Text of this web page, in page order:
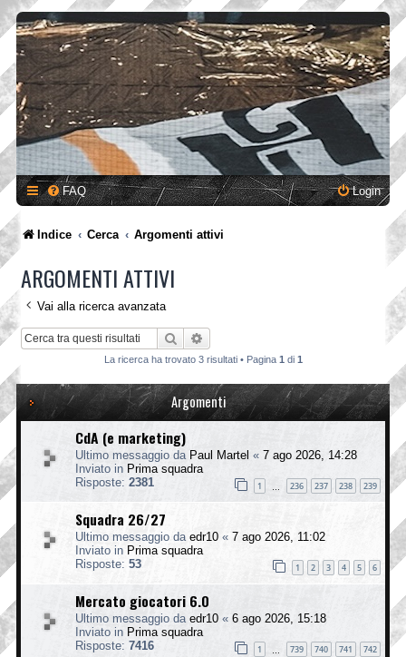
FAQ Login
Indice Cerca Argomenti attivi
ARGOMENTI ATTIVI
Vai alla ricerca avanzata
Cerca
La ricerca ha trovato 3 risultati • Pagina 1 di 1
Argomenti
CdA (e marketing)
Ultimo messaggio da Paul Martel « 7 ago 2026, 14:28
Inviato in Prima squadra
Risposte: 2381 1 236 237 238 239
Squadra 26/27
Ultimo messaggio da edr10 « 7 ago 2026, 11:02
Inviato in Prima squadra
Risposte: 53 1 2 3 4 5 6
Mercato giocatori 6.0
Ultimo messaggio da edr10 « 6 ago 2026, 15:18
Inviato in Prima squadra
Risposte: 7416 1 739 740 741 742